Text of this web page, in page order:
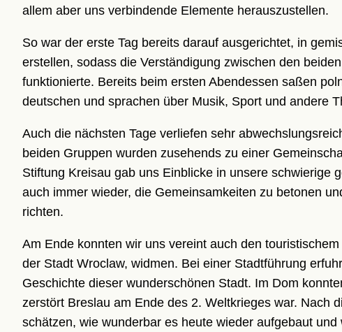
allem aber uns verbindende Elemente herauszustellen.
So war der erste Tag bereits darauf ausgerichtet, in
erstellen, sodass die Verständigung zwischen den
funktionierte. Bereits beim ersten Abendessen saßen
deutschen und sprachen über Musik, Sport und andere
Auch die nächsten Tage verliefen sehr
beiden Gruppen wurden zusehends zu einer
Stiftung Kreisau gab uns Einblicke in unsere schwierige
auch immer wieder, die Gemeinsamkeiten zu betonen
richten.
Am Ende konnten wir uns vereint auch den
der Stadt Wroclaw, widmen. Bei einer Stadtführung
Geschichte dieser wunderschönen Stadt. Im Dom
zerstört Breslau am Ende des 2. Weltkrieges war. Nach
schätzen, wie wunderbar es heute wieder aufgebaut